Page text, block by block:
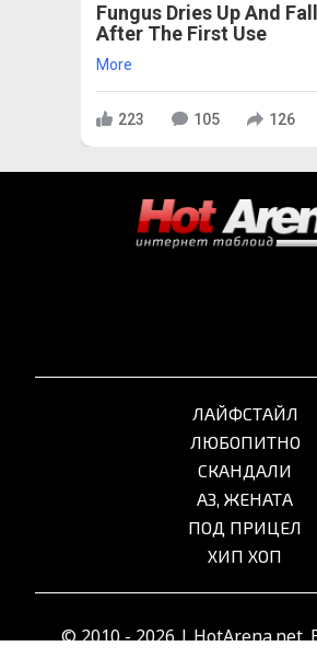
Fungus Dries Up And
After The First Use
More
223 105 126
ЛАЙФСТАЙЛ
ЛЮБОПИТНО
СКАНДАЛИ
АЗ, ЖЕНАТА
ПОД ПРИЦЕЛ
ХИП ХОП
© 2010 - 2026 | HotArena.net.